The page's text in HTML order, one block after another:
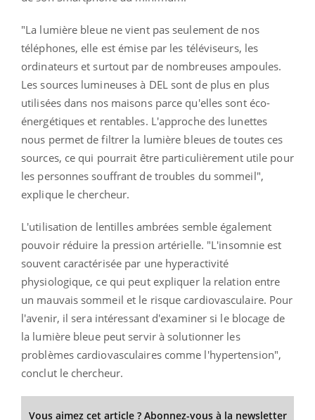
"La lumière bleue ne vient pas seulement de nos
téléphones, elle est émise par les téléviseurs, les
ordinateurs et surtout par de nombreuses ampoules.
Les sources lumineuses à DEL sont de plus en plus
utilisées dans nos maisons parce qu'elles sont éco-
énergétiques et rentables. L'approche des lunettes
nous permet de filtrer la lumière bleues de toutes ces
sources, ce qui pourrait être particulièrement utile pour
les personnes souffrant de troubles du sommeil",
explique le chercheur.
L'utilisation de lentilles ambrées semble également
pouvoir réduire la pression artérielle. "L'insomnie est
souvent caractérisée par une hyperactivité
physiologique, ce qui peut expliquer la relation entre
un mauvais sommeil et le risque cardiovasculaire. Pour
l'avenir, il sera intéressant d'examiner si le blocage de
la lumière bleue peut servir à solutionner les
problèmes cardiovasculaires comme l'hypertension",
conclut le chercheur.
Vous aimez cet article ? Abonnez-vous à la newsletter